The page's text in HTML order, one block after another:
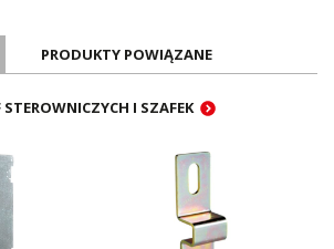
PRODUKTY POWIĄZANE
I SZAFEK